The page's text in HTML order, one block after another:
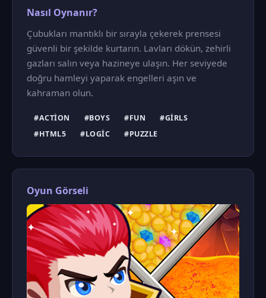
Nasıl Oynanır?
Çubukları mantıklı bir sırayla çekerek prensesi
güvenli bir şekilde kurtarın. Lavları dökün, zehirli
gazları salın veya hazineye ulaşın. Her seviyede
doğru hamleyi yaparak engelleri aşın ve
kahraman olun.
#ACTION #BOYS #FUN
#GIRLS
#HTML5
#LOGIC #PUZZLE
Oyun Görseli